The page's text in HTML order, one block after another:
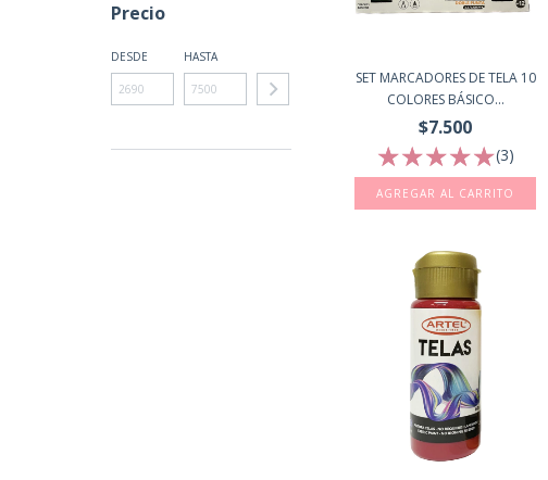
Precio
DESDE HASTA
SET MARCADORES DE TELA 10
COLORES BÁSICO...
$7.500
(3)